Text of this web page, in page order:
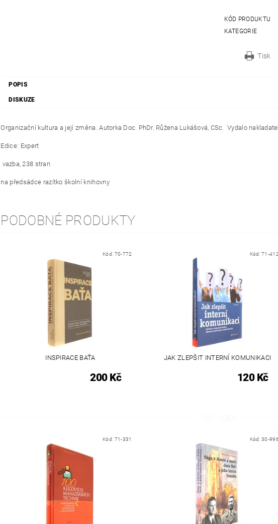
KÓD PRODUKTU
KATEGORIE
Tisk
POPIS
DISKUZE
Organizační kultura a její změna.Autorka Doc. PhDr. Růžena Lukášová, CSc. Vydalo
Edice: Expert
vazba, 238 stran
na předsádce razítko školní knihovny
PODOBNÉ PRODUKTY
Kód: 70-772
INSPIRACE BAŤA
200 Kč
Kód:71-412
JAK ZLEPŠIT INTERNÍ KOMUNIKACI
120 Kč
Kód: 71-331 Kód:30-996